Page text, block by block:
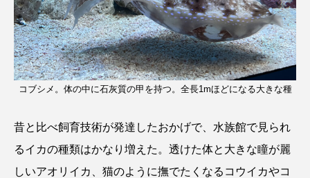
コブシメ。体の中に石灰質の甲を持つ。全長1mほどになる大きな種
昔と比べ飼育技術が発達したおかげで、水族館で見られ
るイカの種類はかなり増えた。透けた体と大きな瞳が麗
しいアオリイカ、猫のように撫でたくなるコウイカやコ